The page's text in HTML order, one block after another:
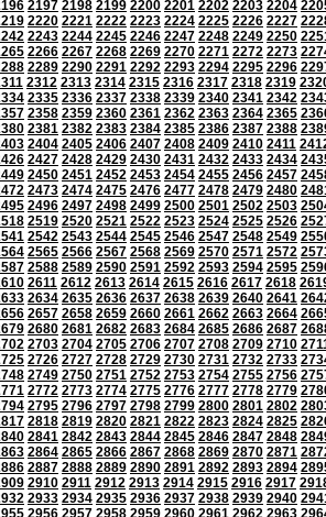
2197 2198 2199 2200 2201 2202 2203 2204
2220 2221 2222 2223 2224 2225 2226 2227
2243 2244 2245 2246 2247 2248 2249 2250
2266 2267 2268 2269 2270 2271 2272 2273
2289 2290 2291 2292 2293 2294 2295 2296
2312 2313 2314 2315 2316 2317 2318 2319
2335 2336 2337 2338 2339 2340 2341 2342
2358 2359 2360 2361 2362 2363 2364 2365
2381 2382 2383 2384 2385 2386 2387 2388
2404 2405 2406 2407 2408 2409 2410 2411
2427 2428 2429 2430 2431 2432 2433 2434
2450 2451 2452 2453 2454 2455 2456 2457
2473 2474 2475 2476 2477 2478 2479 2480
2496 2497 2498 2499 2500 2501 2502 2503
2519 2520 2521 2522 2523 2524 2525 2526
2542 2543 2544 2545 2546 2547 2548 2549
2565 2566 2567 2568 2569 2570 2571 2572
2588 2589 2590 2591 2592 2593 2594 2595
2611 2612 2613 2614 2615 2616 2617 2618
2634 2635 2636 2637 2638 2639 2640 2641
2657 2658 2659 2660 2661 2662 2663 2664
2680 2681 2682 2683 2684 2685 2686 2687
2703 2704 2705 2706 2707 2708 2709 2710
2726 2727 2728 2729 2730 2731 2732 2733
2749 2750 2751 2752 2753 2754 2755 2756
2772 2773 2774 2775 2776 2777 2778 2779
2795 2796 2797 2798 2799 2800 2801 2802
2818 2819 2820 2821 2822 2823 2824 2825
2841 2842 2843 2844 2845 2846 2847 2848
2864 2865 2866 2867 2868 2869 2870 2871
2887 2888 2889 2890 2891 2892 2893 2894
2910 2911 2912 2913 2914 2915 2916 2917
2933 2934 2935 2936 2937 2938 2939 2940
2956 2957 2958 2959 2960 2961 2962 2963